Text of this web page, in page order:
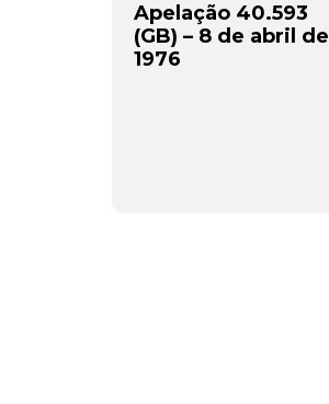
Apelação 40.593
(GB) – 8 de abril de
1976